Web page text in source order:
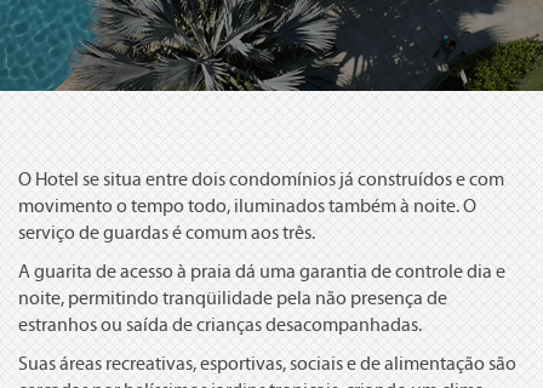
O Hotel se situa entre dois condomínios já construídos e com
movimento o tempo todo, iluminados também à noite. O
serviço de guardas é comum aos três.
A guarita de acesso à praia dá uma garantia de controle dia e
noite, permitindo tranqüilidade pela não presença de
estranhos ou saída de crianças desacompanhadas.
Suas áreas recreativas, esportivas, sociais e de alimentação são